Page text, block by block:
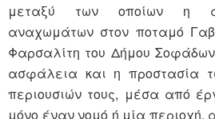
μεταξύ των οποίων η
αναχωμάτων στον ποταμό
Φαρσαλίτη του Δήμου
ασφάλεια και η προστασία
περιουσιών τους, μέσα από
μόνο έναν νομό ή μία περιοχή,